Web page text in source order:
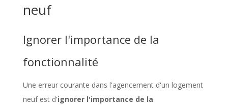
neuf
Ignorer l'importance de la
fonctionnalité
Une erreur courante dans l'agencement d'un logement
neuf est d'ignorer l'importance de la